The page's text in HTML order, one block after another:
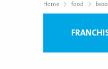
Home food